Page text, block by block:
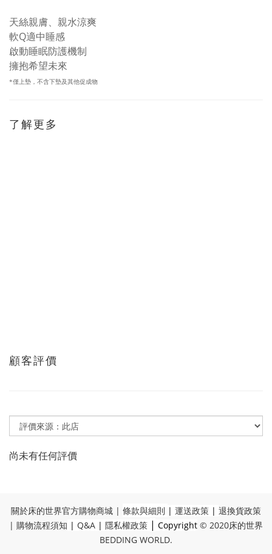
天絲親膚、親水涼爽
軟Q適中睡感
啟動睡眠防護機制
擁抱希望未來
*僅上墊，不含下墊及其他促成物
了解更多
顧客評價
尚未有任何評價
關於床的世界官方購物商城 | 條款與細則 | 運送政策 | 退換貨政策
| 購物流程須知 | Q&A | 隱私權政策 | Copyright © 2020床的世界
BEDDING WORLD.